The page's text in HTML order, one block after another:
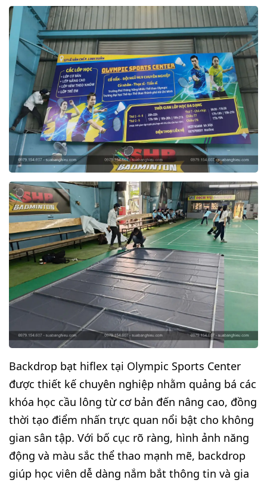
Backdrop bạt hiflex tại Olympic Sports Center
được thiết kế chuyên nghiệp nhằm quảng bá các
khóa học cầu lông từ cơ bản đến nâng cao, đồng
thời tạo điểm nhấn trực quan nổi bật cho không
gian sân tập. Với bố cục rõ ràng, hình ảnh năng
động và màu sắc thể thao mạnh mẽ, backdrop
giúp học viên dễ dàng nắm bắt thông tin và gia